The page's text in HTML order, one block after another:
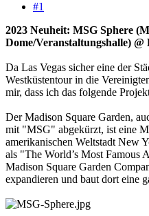
#1
2023 Neuheit: MSG Sphere
Dome/Veranstaltungshalle)
Da Las Vegas sicher eine der
Westküstentour in die
mir, dass ich das folgende
Der Madison Square Garden,
mit "MSG" abgekürzt, ist eine
amerikanischen Weltstadt New
als "The World’s Most Famous
Madison Square Garden
expandieren und baut dort eine